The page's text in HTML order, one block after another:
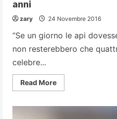
anni
zary 24 Novembre 2016
“Se un giorno le api
non resterebbero che
celebre...
Read MoreRead
more
le